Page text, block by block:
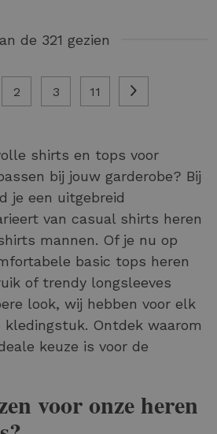
de 321 gezien
2 3 11
shirts en tops voor
bij jouw garderobe? Bij
je een uitgebreid
van casual shirts heren
mannen. Of je nu op
basic tops heren
of trendy longsleeves
look, wij hebben voor elk
Ontdek waarom
keuze is voor de
voor onze heren